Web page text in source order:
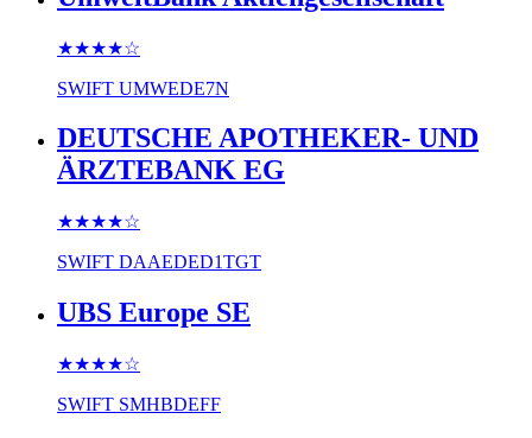
★★★★☆
SWIFT UMWEDE7N
DEUTSCHE APOTHEKER- UND
ÄRZTEBANK EG
★★★★☆
SWIFT DAAEDED1TGT
UBS Europe SE
★★★★☆
SWIFT SMHBDEFF